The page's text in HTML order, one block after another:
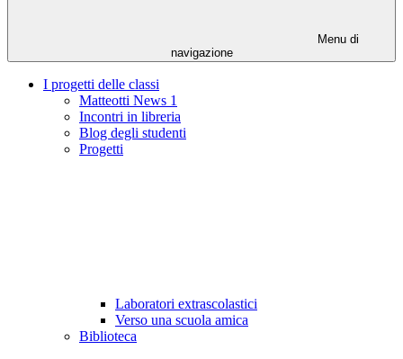
Menu di
navigazione
I progetti delle classi
Matteotti News 1
Incontri in libreria
Blog degli studenti
Progetti
Laboratori extrascolastici
Verso una scuola amica
Biblioteca